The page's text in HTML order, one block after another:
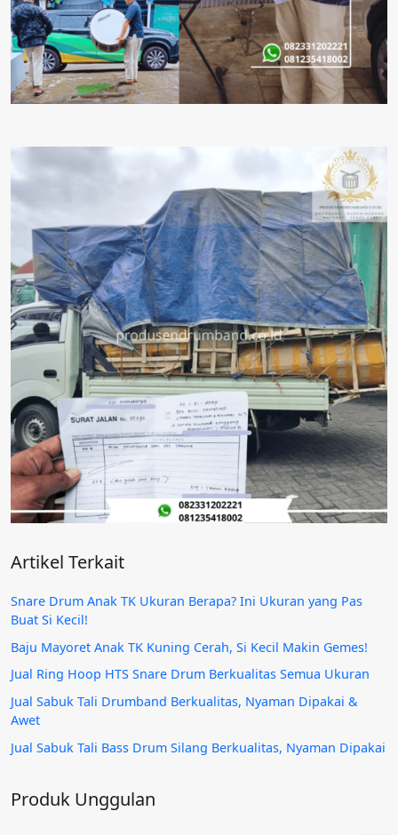
Artikel Terkait
Snare Drum Anak TK Ukuran Berapa? Ini Ukuran yang Pas
Buat Si Kecil!
Baju Mayoret Anak TK Kuning Cerah, Si Kecil Makin Gemes!
Jual Ring Hoop HTS Snare Drum Berkualitas Semua Ukuran
Jual Sabuk Tali Drumband Berkualitas, Nyaman Dipakai &
Awet
Jual Sabuk Tali Bass Drum Silang Berkualitas, Nyaman Dipakai
Produk Unggulan